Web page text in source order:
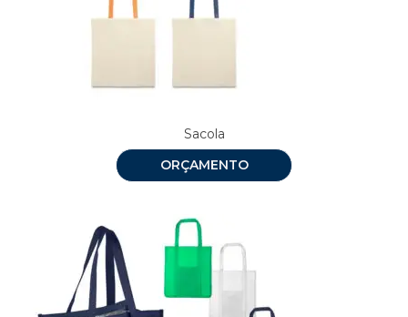
Sacola
ORÇAMENTO